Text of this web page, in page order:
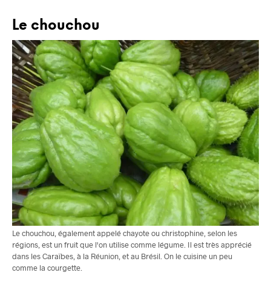
Le chouchou
Le chouchou, également appelé chayote ou christophine, selon les
régions, est un fruit que l'on utilise comme légume. Il est très apprécié
dans les Caraïbes, à la Réunion, et au Brésil. On le cuisine un peu
comme la courgette.